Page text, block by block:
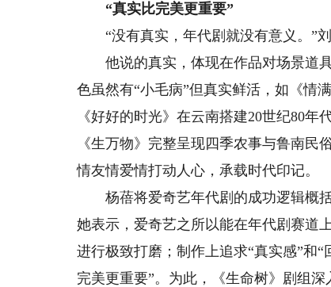
“真实比完美更重要”
“没有真实，年代剧就没有意义。”刘
他说的真实，体现在作品对场景道具
色虽然有“小毛病”但真实鲜活，如《情
《好好的时光》在云南搭建20世纪80
《生万物》完整呈现四季农事与鲁南
情友情爱情打动人心，承载时代印记。
杨蓓将爱奇艺年代剧的成功逻辑概括
她表示，爱奇艺之所以能在年代剧赛道
进行极致打磨；制作上追求“真实感”和
完美更重要”。为此，《生命树》剧组